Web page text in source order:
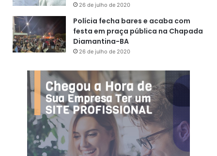
26 de julho de 2020
Polícia fecha bares e acaba com
festa em praça pública na Chapada
Diamantina-BA
26 de julho de 2020